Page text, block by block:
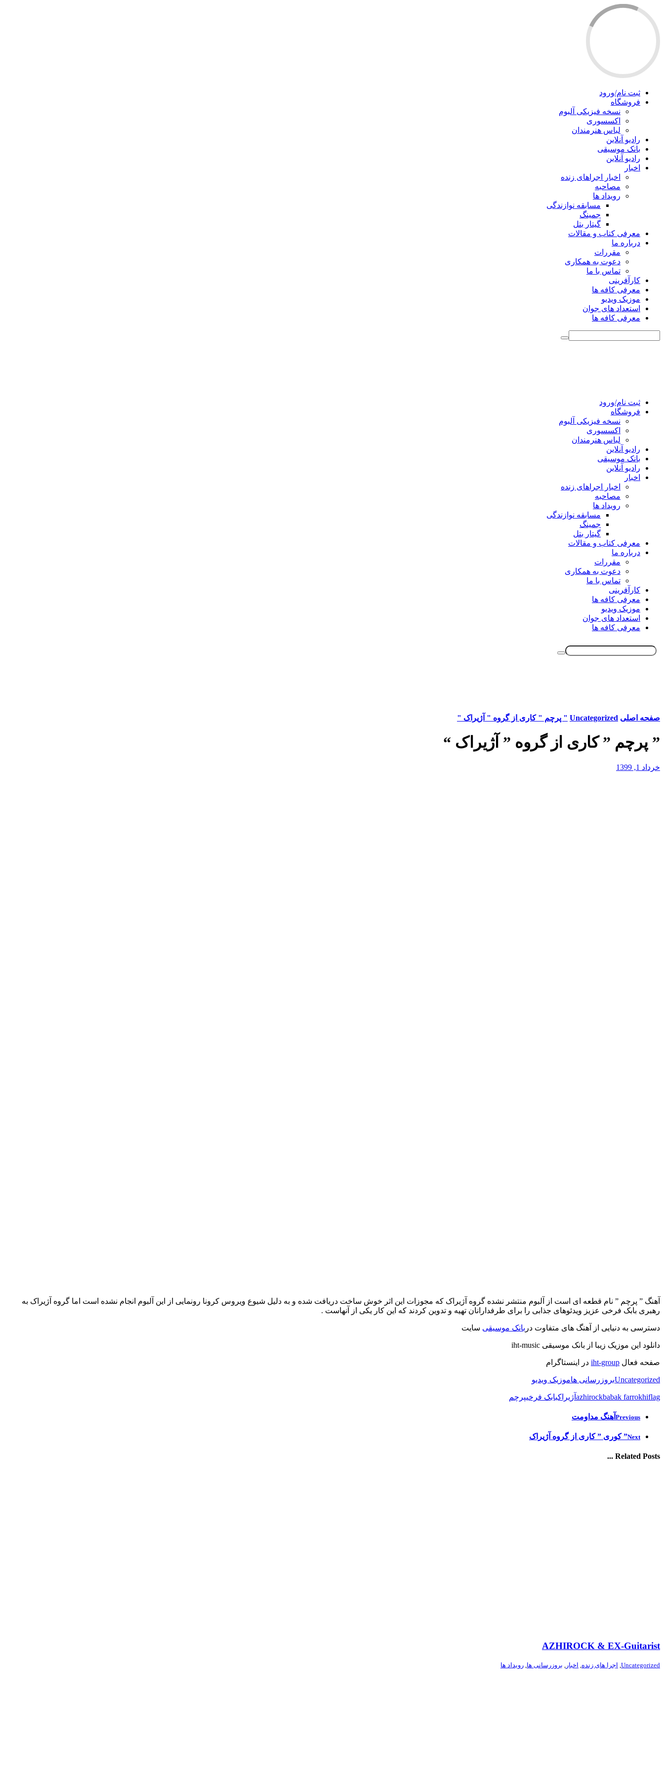
ثبت نام/ورود
فروشگاه
نسخه فیزیکی آلبوم
اکسسوری
لباس هنرمندان
رادیو آنلاین
بانک موسیقی
رادیو آنلاین
اخبار
اخبار اجراهای زنده
مصاحبه
رویداد ها
مسابقه نوازندگی
جمینگ
گیتار بتل
معرفی کتاب و مقالات
درباره ما
مقررات
دعوت به همکاری
تماس با ما
کارآفرینی
معرفی کافه ها
موزیک ویدیو
استعداد های جوان
معرفی کافه ها
ثبت نام/ورود
فروشگاه
نسخه فیزیکی آلبوم
اکسسوری
لباس هنرمندان
رادیو آنلاین
بانک موسیقی
رادیو آنلاین
اخبار
اخبار اجراهای زنده
مصاحبه
رویداد ها
مسابقه نوازندگی
جمینگ
گیتار بتل
معرفی کتاب و مقالات
درباره ما
مقررات
دعوت به همکاری
تماس با ما
کارآفرینی
معرفی کافه ها
موزیک ویدیو
استعداد های جوان
معرفی کافه ها
صفحه اصلی Uncategorized " پرچم " کاری از گروه " آژیراک "
” پرچم ” کاری از گروه ” آژیراک “
خرداد 1, 1399
آهنگ ” پرچم ” نام قطعه ای است از آلبوم منتشر نشده گروه آژیراک که مجوزات این اثر خوش ساخت دریافت شده و به دلیل شیوع ویروس کرونا رونمایی از این آلبوم انجام نشده است اما گروه آژیراک به
رهبری بابک فرخی عزیز ویدئوهای جذابی را برای طرفدارانان تهیه و تدوین کردند که این کار یکی از آنهاست .
دسترسی به دنیایی از آهنگ های متفاوت در بانک موسیقی سایت
دانلود این موزیک زیبا از بانک موسیقی iht-music
صفحه فعال iht-group در اینستاگرام
Uncategorizedبروزرسانی هاموزیک ویدیو
azhirockbabak farrokhiflag آژیراکبابک فرخیپرچم
Previous آهنگ مداومت
Next” کوری ” کاری از گروه آژیراک
Related Posts ...
AZHIROCK & EX-Guitarist
Uncategorized
, اجرا های زنده, اخبار , بروزرسانی ها, رویداد ها